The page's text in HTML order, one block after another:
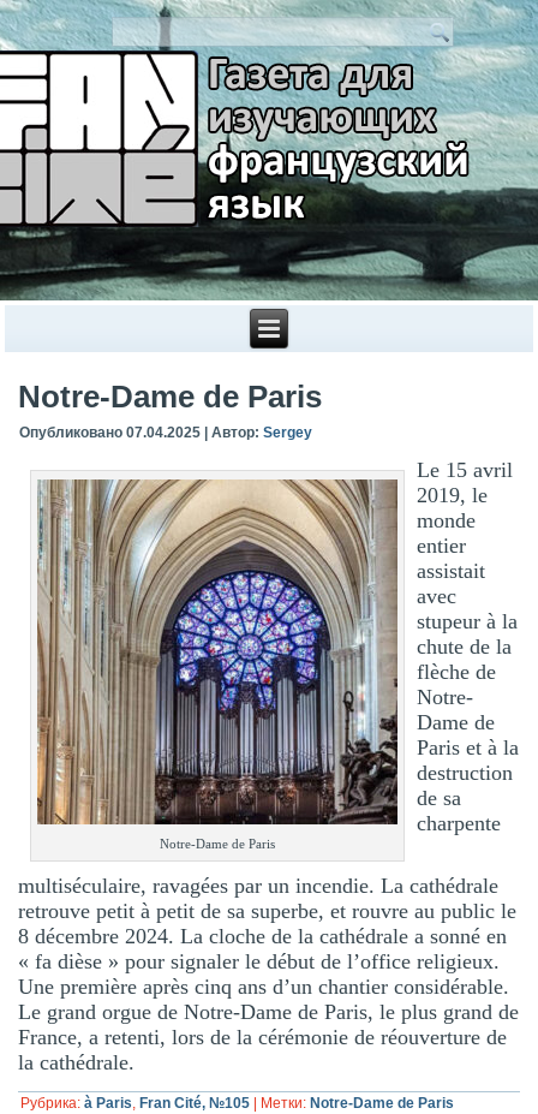
Notre-Dame de Paris
Опубликовано 07.04.2025 |Автор: Sergey
Notre-Dame de Paris
Le 15 avril
2019, le
monde
entier
assistait
avec
stupeur à la
chute de la
flèche de
Notre-
Dame de
Paris et à la
destruction
de sa
charpente
multiséculaire, ravagées par un incendie. La cathédrale
retrouve petit à petit de sa superbe, et rouvre au public le
8 décembre 2024. La cloche de la cathédrale a sonné en
« fa dièse » pour signaler le début de l’office religieux.
Une première après cinq ans d’un chantier considérable.
Le grand orgue de Notre-Dame de Paris, le plus grand de
France, a retenti, lors de la cérémonie de réouverture de
la cathédrale.
Рубрика: à Paris, Fran Cité, №105 Метки: Notre-Dame de Paris